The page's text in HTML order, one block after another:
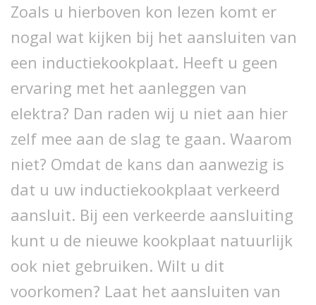
Zoals u hierboven kon lezen komt er
nogal wat kijken bij het aansluiten van
een inductiekookplaat. Heeft u geen
ervaring met het aanleggen van
elektra? Dan raden wij u niet aan hier
zelf mee aan de slag te gaan. Waarom
niet? Omdat de kans dan aanwezig is
dat u uw inductiekookplaat verkeerd
aansluit. Bij een verkeerde aansluiting
kunt u de nieuwe kookplaat natuurlijk
ook niet gebruiken. Wilt u dit
voorkomen? Laat het aansluiten van